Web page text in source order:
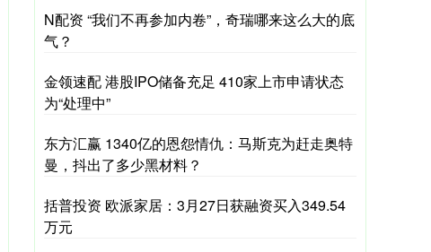
N配资 “我们不再参加内卷”，奇瑞哪来这么大的底
气？
金领速配 港股IPO储备充足 410家上市申请状态
为“处理中”
东方汇赢 1340亿的恩怨情仇：马斯克为赶走奥特
曼，抖出了多少黑材料？
括普投资 欧派家居：3月27日获融资买入349.54
万元